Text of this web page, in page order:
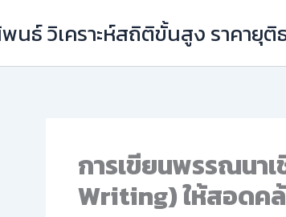
นธ์ วิเคราะห์สถิติขั้นสูง ราคายุ
การเขียนพรรณนา
Writing) ให้สอดค